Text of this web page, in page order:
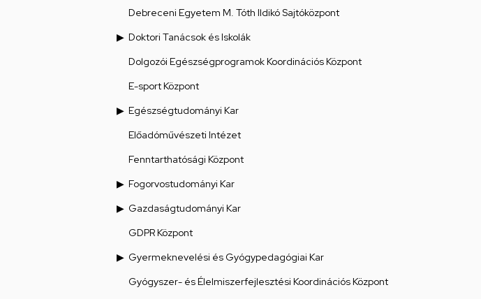
Debreceni Egyetem M. Tóth Ildikó Sajtóközpont
Doktori Tanácsok és Iskolák
Dolgozói Egészségprogramok Koordinációs Központ
E-sport Központ
Egészségtudományi Kar
Előadóművészeti Intézet
Fenntarthatósági Központ
Fogorvostudományi Kar
Gazdaságtudományi Kar
GDPR Központ
Gyermeknevelési és Gyógypedagógiai Kar
Gyógyszer- és Élelmiszerfejlesztési Koordinációs Központ